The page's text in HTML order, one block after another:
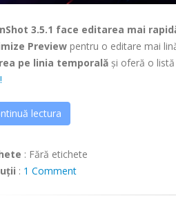
3.5.1 face editarea mai
Preview pentru o editare mai
pe linia temporală și oferă o
lectura
: Fără etichete
: 1 Comment